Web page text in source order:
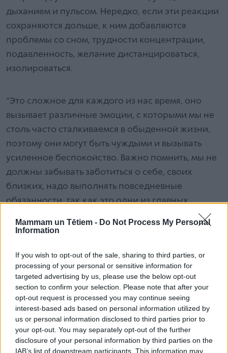
Mammam un Tētiem - Do Not Process My Personal
Information
If you wish to opt-out of the sale, sharing to third parties, or
processing of your personal or sensitive information for
targeted advertising by us, please use the below opt-out
section to confirm your selection. Please note that after your
opt-out request is processed you may continue seeing
interest-based ads based on personal information utilized by
us or personal information disclosed to third parties prior to
your opt-out. You may separately opt-out of the further
disclosure of your personal information by third parties on the
IAB’s list of downstream participants. This information may
дыханием и пульсом. Нередко, если эти реакции
сохраняются дольше, к ним добавляются
проблемы со сном, трудности концентрации,
подавленность, желание дистанцироваться,
изолироваться.
“Это сложное для каждого из нас время, оно
вызывает различные эмоции, с которыми мы не
столь часто сталкиваемся в обыденной жизни,
поэтому они могут быть чуждыми и вызывать
усиленное беспокойство. Важно помнить, мы не
должны забывать заботиться о себе, своих
близких, надо выполнять повседневные
обязанности, так как это одни из главных
предпосылок, которые могут помочь сохранять
ясный ум и поддерживать повседневный ритм
Мелберга.
5 способов уменьшить страх и беспокойство
1. Сократите потребление социальных сетей и
масс-медиа
Следить за актуальными новостями важно, чтобы